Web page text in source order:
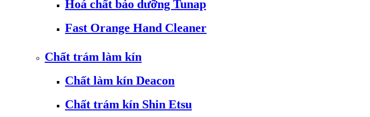
Hoá chất bảo dưỡng Tunap
Fast Orange Hand Cleaner
Chất trám làm kín
Chất làm kín Deacon
Chất trám kín Shin Etsu